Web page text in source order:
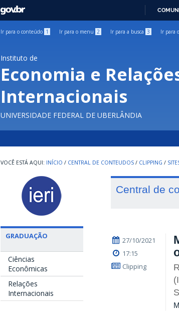
GOVBR
Ir para o conteúdo 1 Ir para o menu 2 Ir para a busca 3 Ir para
Instituto de
Economia e
Internacionais
UNIVERSIDADE FEDERAL DE UBERLÂNDIA
INÍCIO / CENTRAL DE CONTEUDOS / CLIPPING /
GRADUAÇÃO
Ciências
Econômicas
Relações
Internacionais
Central de
27/10/2021
17:15
Clipping